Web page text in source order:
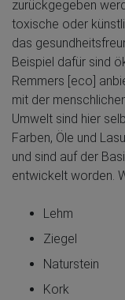
zurückgegeben
toxische oder
das
Beispiel dafür sind
Remmers [eco]
mit der
Umwelt sind hier
Farben, Öle und
und sind auf der
entwickelt worden.
Lehm
Ziegel
Naturstein
Kork